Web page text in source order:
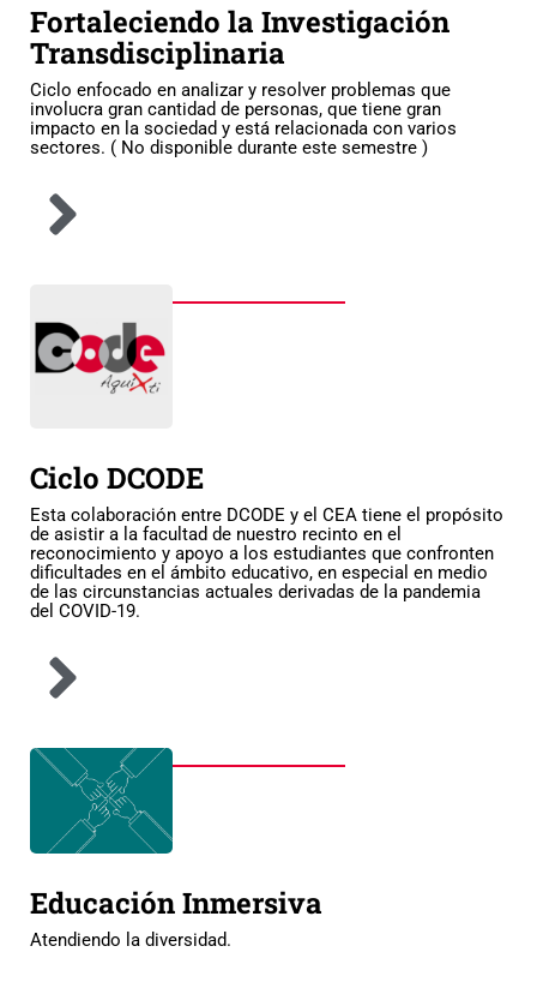
Fortaleciendo la Investigación
Transdisciplinaria
Ciclo enfocado en analizar y resolver problemas que
involucra gran cantidad de personas, que tiene gran
impacto en la sociedad y está relacionada con varios
sectores. ( No disponible durante este semestre )
Ciclo DCODE
Esta colaboración entre DCODE y el CEA tiene el propósito
de asistir a la facultad de nuestro recinto en el
reconocimiento y apoyo a los estudiantes que confronten
dificultades en el ámbito educativo, en especial en medio
de las circunstancias actuales derivadas de la pandemia
del COVID-19.
Educación Inmersiva
Atendiendo la diversidad.